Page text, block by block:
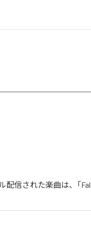
配信された楽曲は、「